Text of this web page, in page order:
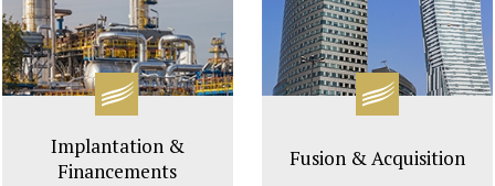
Implantation &
Financements
Fusion & Acquisition